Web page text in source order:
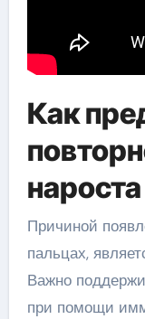
Как
нароста
Причиной
пальцах,
Важно
при помощи